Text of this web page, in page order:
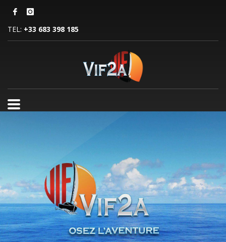
TEL: +33 683 398 185